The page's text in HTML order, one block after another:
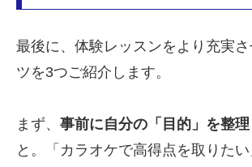
最後に、体験レッスンをより充実
ツを3つご紹介します。
まず、 事前に自分の「目的」を整理
と。「カラオケで高得点を取りた